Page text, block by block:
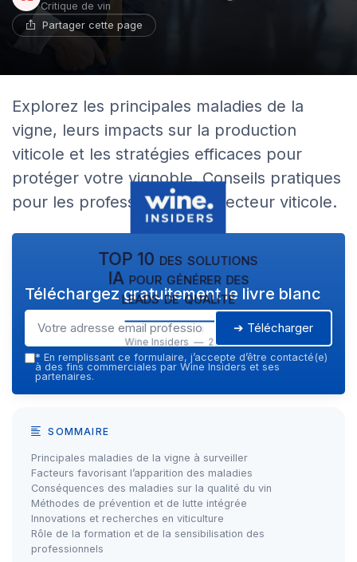
Critique de vin
Partager cette page
Explorez les principales maladies de la
vigne, leurs impacts sur la production
viticole et les stratégies efficaces pour
protéger votre vignoble. Conseils pratiques
pour les professionnels du secteur viticole.
TOP 10 des solutions
IA pour générer des
leads de qualité
Wine Insiders — 2026
Téléchargez gratuitement le livre blanc
➔ Télécharger
* En remplissant ce formulaire, j’accepte d’être contacté(e)
à des fins commerciales par Wine Insiders et ses
partenaires.
SOMMAIRE
Principales maladies de la vigne à surveiller
Facteurs favorisant l’apparition des maladies
Conséquences des maladies sur la qualité du vin
Méthodes de prévention et de lutte intégrée
Innovations et recherches en viticulture
Rôle de la formation et de la sensibilisation des
professionnels